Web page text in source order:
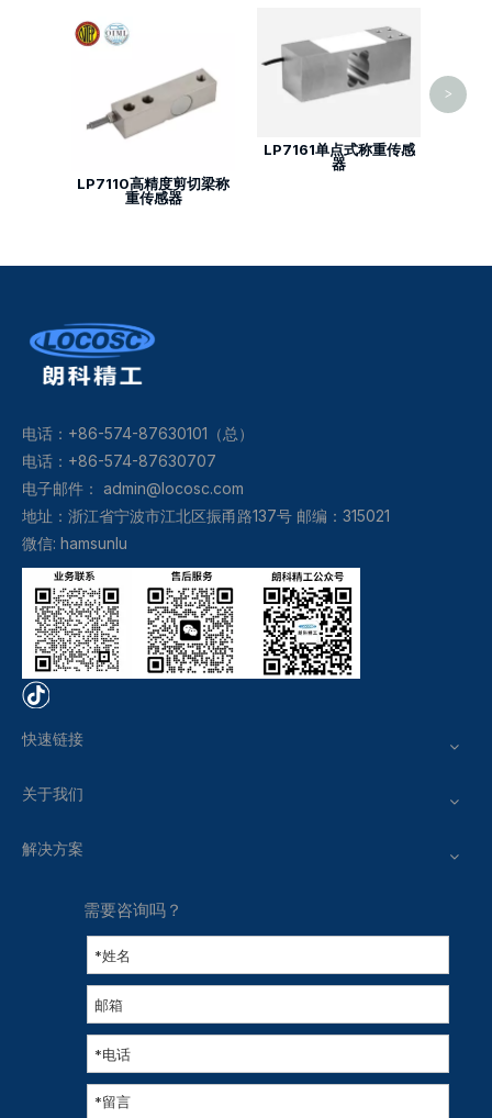
LP7110高精度剪切梁称
重传感器
LP7161单点式称重传感
器
>
电话：+86-574-87630101（总）
电话：+86-574-87630707
电子邮件： admin@locosc.com
地址：浙江省宁波市江北区振甬路137号 邮编：315021
微信: hamsunlu
快速链接
关于我们
解决方案
需要咨询吗？